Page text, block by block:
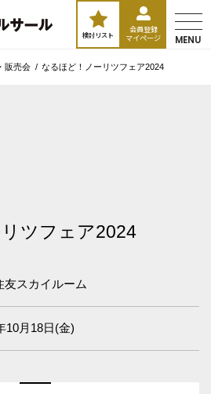
検討リスト
会員登録
マイページ MENU
販売会 なるほど！ノーリツフェア2024
ツフェア2024
友スカイルーム
10月18日(金)